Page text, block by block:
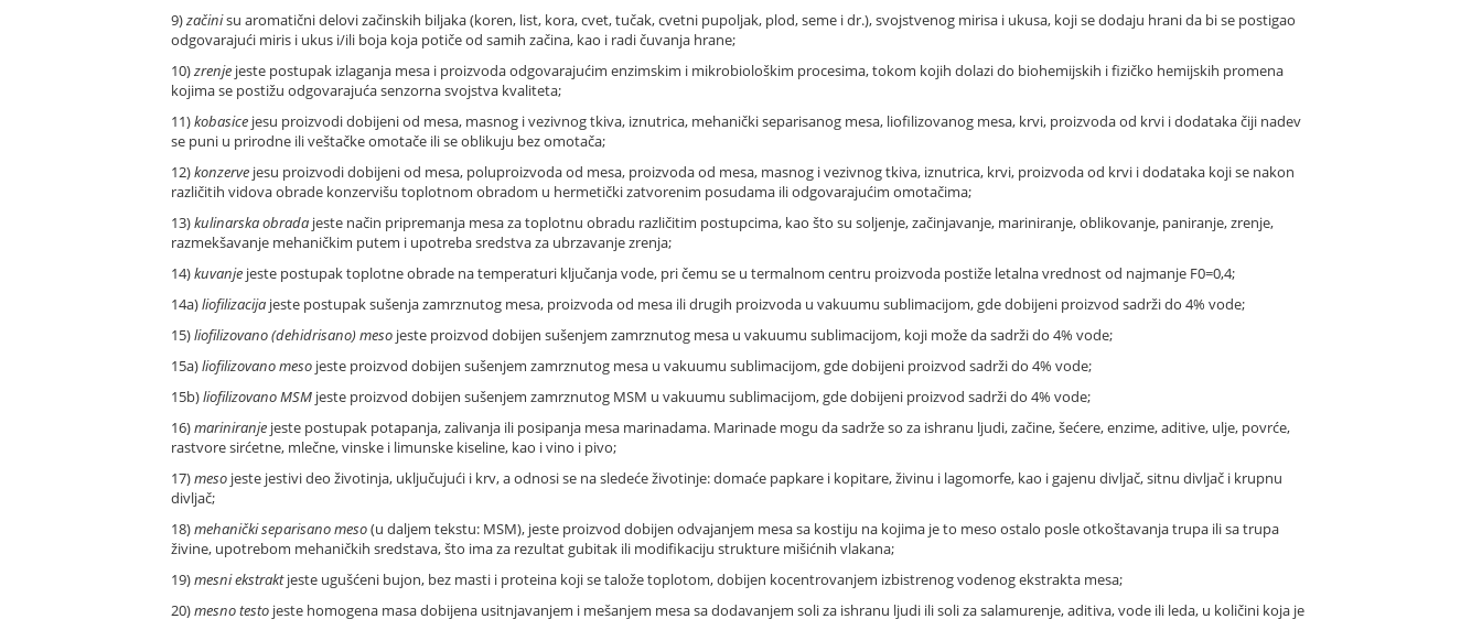
9)začinisu aromatični delovi začinskih biljaka (koren, list, kora, cvet, tučak, cvetni pupoljak, plod, seme i dr.), svojstvenog mirisa i ukusa, koji se dodaju hrani da bi se postigao
odgovarajući miris i ukus i/ili boja koja potiče od samih začina, kao i radi čuvanja hrane;
10)zrenje jeste postupak izlaganja mesa i proizvoda odgovarajućim enzimskim i mikrobiološkim procesima, tokom kojih dolazi do biohemijskih i fizičko hemijskih promena
kojima se postižu odgovarajuća senzorna svojstva kvaliteta;
11)kobasice jesu proizvodi dobijeni od mesa, masnog i vezivnog tkiva, iznutrica, mehanički separisanog mesa, liofilizovanog mesa, krvi, proizvoda od krvi i dodataka čiji nadev
se puni u prirodne ili veštačke omotače ili se oblikuju bez omotača;
12)konzerve jesu proizvodi dobijeni od mesa, poluproizvoda od mesa, proizvoda od mesa, masnog i vezivnog tkiva, iznutrica, krvi, proizvoda od krvi i dodataka koji se nakon
različitih vidova obrade konzervišu toplotnom obradom u hermetički zatvorenim posudama ili odgovarajućim omotačima;
13)kulinarska obrada jeste način pripremanja mesa za toplotnu obradu različitim postupcima, kao što su soljenje, začinjavanje, mariniranje, oblikovanje, paniranje, zrenje,
razmekšavanje mehaničkim putem i upotreba sredstva za ubrzavanje zrenja;
14)kuvanje jeste postupak toplotne obrade na temperaturi ključanja vode, pri čemu se u termalnom centru proizvoda postiže letalna vrednost od najmanje F0=0,4;
14a)liofilizacija jeste postupak sušenja zamrznutog mesa, proizvoda od mesa ili drugih proizvoda u vakuumu sublimacijom, gde dobijeni proizvod sadrži do 4% vode;
15)liofilizovano (dehidrisano) meso jeste proizvod dobijen sušenjem zamrznutog mesa u vakuumu sublimacijom, koji može da sadrži do 4% vode;
15a)liofilizovano meso jeste proizvod dobijen sušenjem zamrznutog mesa u vakuumu sublimacijom, gde dobijeni proizvod sadrži do 4% vode;
15b)liofilizovano MSM jeste proizvod dobijen sušenjem zamrznutog MSM u vakuumu sublimacijom, gde dobijeni proizvod sadrži do 4% vode;
16)mariniranje jeste postupak potapanja, zalivanja ili posipanja mesa marinadama. Marinade mogu da sadrže so za ishranu ljudi, začine, šećere, enzime, aditive, ulje, povrće,
rastvore sirćetne, mlečne, vinske i limunske kiseline, kao i vino i pivo;
17)meso jeste jestivi deo životinja, uključujući i krv, a odnosi se na sledeće životinje: domaće papkare i kopitare, živinu i lagomorfe, kao i gajenu divljač, sitnu divljač i krupnu
divljač;
18)mehanički separisano meso(u daljem tekstu: MSM), jeste proizvod dobijen odvajanjem mesa sa kostiju na kojima je to meso ostalo posle otkoštavanja trupa ili sa trupa
živine, upotrebom mehaničkih sredstava, što ima za rezultat gubitak ili modifikaciju strukture mišićnih vlakana;
19)mesni ekstraktjeste ugušćeni bujon, bez masti i proteina koji se talože toplotom, dobijen kocentrovanjem izbistrenog vodenog ekstrakta mesa;
20)mesno testo jeste homogena masa dobijena usitnjavanjem i mešanjem mesa sa dodavanjem soli za ishranu ljudi ili soli za salamurenje, aditiva, vode ili leda, u količini koja je